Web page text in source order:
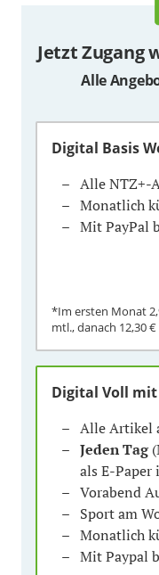
Jetzt Zugang
Alle
Digital Basis
Alle NTZ+-
Monatlich
Mit PayPal
*Im ersten Monat
mtl., danach 12,30 €
Digital Voll mit
Alle Artikel
Jeden Tag
als E-
Vorabend
Sport am
Monatlich
Mit Paypal